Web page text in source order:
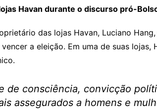
Havan durante o discurso pró-
das lojas Havan, Luciano
a eleição. Em uma de suas
de consciência, convicção
assegurados a homens e